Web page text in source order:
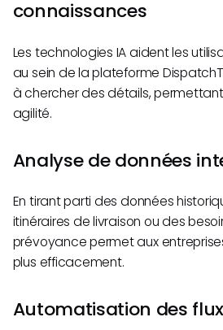
connaissances
Les technologies IA aident les
au sein de la plateforme
à chercher des détails,
agilité.
Analyse de données
En tirant parti des données
itinéraires de livraison ou des
prévoyance permet aux
plus efficacement.
Automatisation des